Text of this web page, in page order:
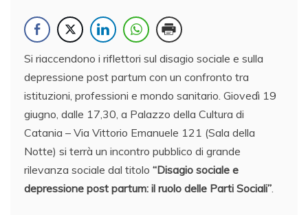
Si riaccendono i riflettori sul disagio sociale e sulla
depressione post partum con un confronto tra
istituzioni, professioni e mondo sanitario. Giovedì 19
giugno, dalle 17,30, a Palazzo della Cultura di
Catania – Via Vittorio Emanuele 121 (Sala della
Notte) si terrà un incontro pubblico di grande
rilevanza sociale dal titolo “Disagio sociale e
depressione post partum: il ruolo delle Parti Sociali”.